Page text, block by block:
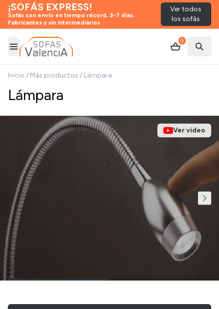
¡SOFÁS EXPRESS!
Sofás con envío en tiempo récord, 3-7 días.
Fabricantes y sin intermediarios
Ver todos
los sofás
Abrir menú
0
Inicio / Más productos / Lámpara
Ver vídeo
Lámpara